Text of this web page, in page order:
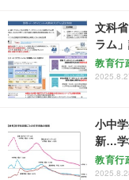
文科
ラム
教育行
小中
新…学
教育行